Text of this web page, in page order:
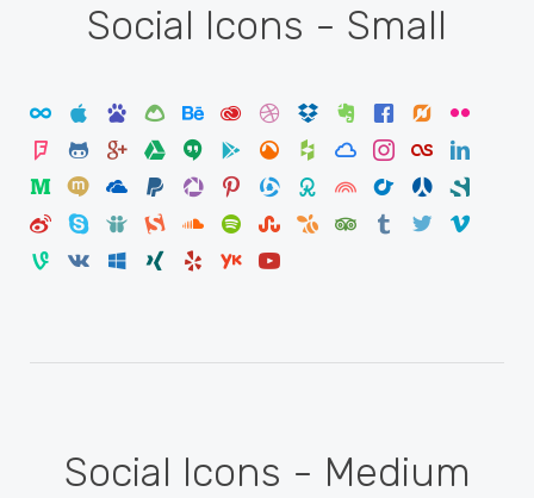
Social Icons - Small
Social Icons - Medium